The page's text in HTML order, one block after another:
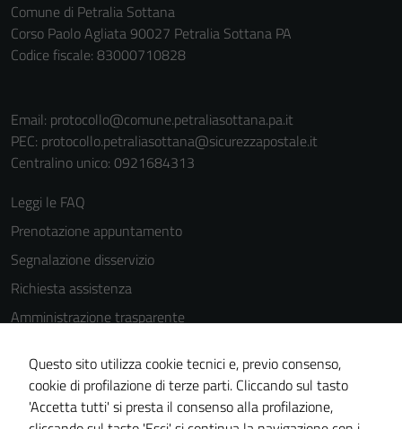
Comune di Petralia Sottana
Corso Paolo Agliata 90027 Petralia Sottana PA
Codice fiscale: 83000710828
Email: protocollo@comune.petraliasottana.pa.it
PEC: protocollo.petraliasottana@sicurezzapostale.it
Centralino unico: 0921684313
Leggi le FAQ
Prenotazione appuntamento
Segnalazione disservizio
Richiesta assistenza
Amministrazione trasparente
Cookie Policy
Note legali
Questo sito utilizza cookie tecnici e, previo consenso,
cookie di profilazione di terze parti. Cliccando sul tasto
'Accetta tutti' si presta il consenso alla profilazione,